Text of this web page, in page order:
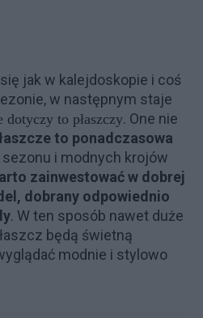
jak w kalejdoskopie i coś
w następnym staje
dotyczy to płaszczy. One nie
to ponadczasowa
i modnych krojów
zainwestować w dobrej
dobrany odpowiednio
. W ten sposób nawet duże
będą świetną
modnie i stylowo